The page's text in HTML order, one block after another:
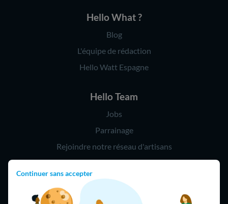
Continuer sans accepter
Hello What ?
Blog
L'équipe de rédaction
Hello Watt Espagne
Hello Team
Jobs
Parrainage
Rejoindre notre réseau d'artisans
Hello !
09 75 18 60 60
(8h-21h)